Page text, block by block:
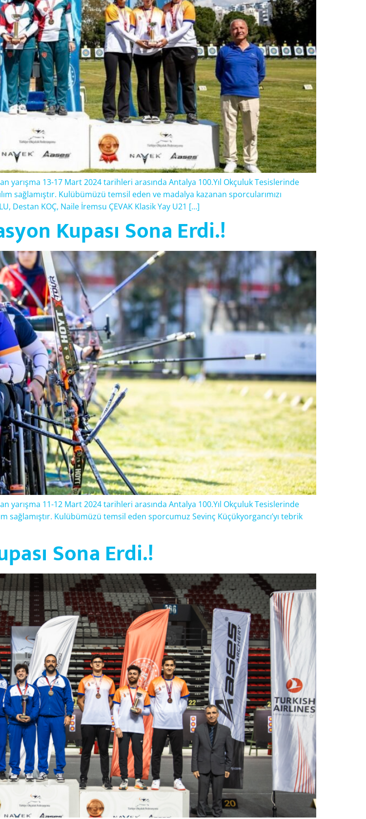
yarışma 13-17 Mart 2024 tarihleri arasında Antalya 100.Yıl Okçuluk Tesislerinde
sağlamıştır. Kulübümüzü temsil eden ve madalya kazanan sporcularımızı
Destan KOÇ, Naile İremsu ÇEVAK Klasik Yay U21 […]
Kupası Sona Erdi.!
yarışma 11-12 Mart 2024 tarihleri arasında Antalya 100.Yıl Okçuluk Tesislerinde
sağlamıştır. Kulübümüzü temsil eden sporcumuz Sevinç Küçükyorgancı’yı tebrik
Sona Erdi.!